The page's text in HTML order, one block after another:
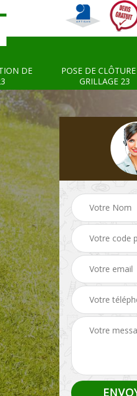
DE
POSE DE
GRILLAGE 23
d'arbres 23